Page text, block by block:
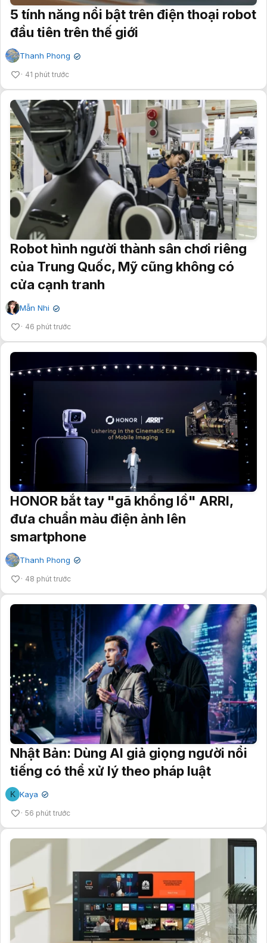
5 tính năng nổi bật trên điện thoại robot
đầu tiên trên thế giới
Thanh Phong ✔
41 phút trước
Robot hình người thành sân chơi riêng
của Trung Quốc, Mỹ cũng không có
cửa cạnh tranh
Mẫn Nhi ✔
46 phút trước
HONOR bắt tay "gã khổng lồ" ARRI,
đưa chuẩn màu điện ảnh lên
smartphone
Thanh Phong ✔
48 phút trước
Nhật Bản: Dùng AI giả giọng người nổi
tiếng có thể xử lý theo pháp luật
K Kaya ✔
56 phút trước